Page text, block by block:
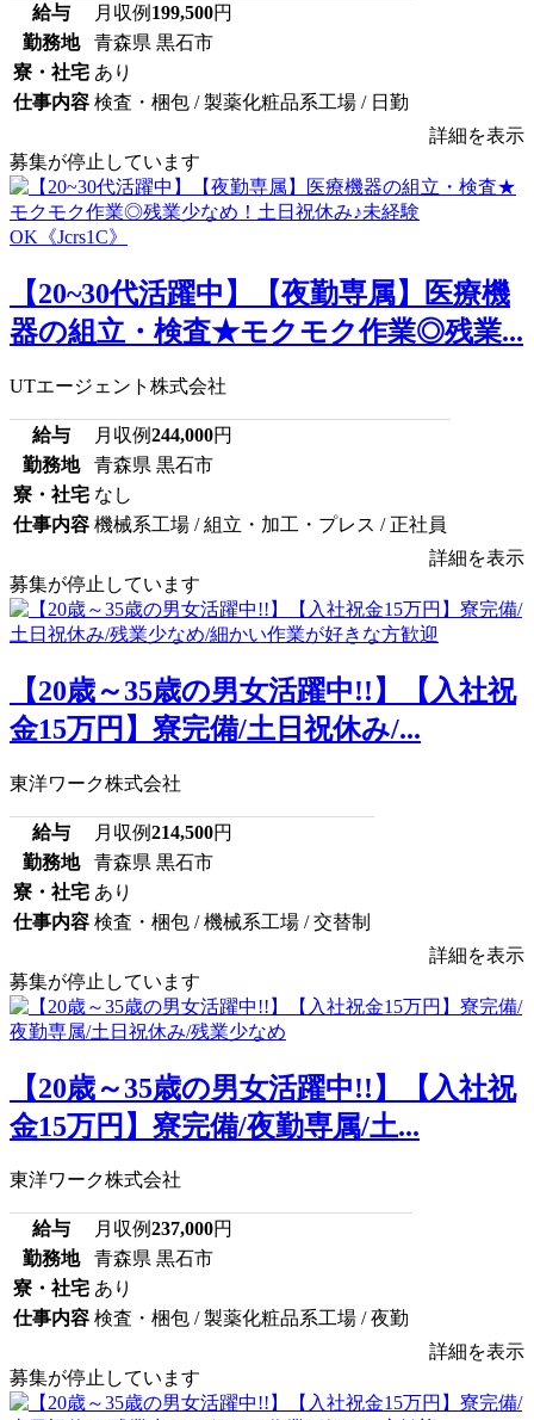
給与 月収例 199,500円
勤務地
青森県 黒石市
寮・社宅 あり
仕事内容 検査・梱包 / 製薬化粧品系工場 / 日勤
詳細を表示
募集が停止しています
【20~30代活躍中】【夜勤専属】医療機
器の組立・検査★モクモク作業◎残業...
UTエージェント株式会社
給与 月収例244,000円
勤務地
青森県 黒石市
寮・社宅 なし
仕事内容 機械系工場 / 組立・加工・プレス / 正社員
詳細を表示
募集が停止しています
【20歳～35歳の男女活躍中!!】【入社祝
金15万円】寮完備/土日祝休み/...
東洋ワーク株式会社
給与 月収例214,500円
勤務地
青森県 黒石市
寮・社宅 あり
仕事内容 検査・梱包 / 機械系工場 / 交替制
詳細を表示
募集が停止しています
【20歳～35歳の男女活躍中!!】【入社祝
金15万円】寮完備/夜勤専属/土...
東洋ワーク株式会社
給与 月収例237,000円
勤務地
青森県 黒石市
寮・社宅 あり
仕事内容 検査・梱包 / 製薬化粧品系工場 / 夜勤
詳細を表示
募集が停止しています